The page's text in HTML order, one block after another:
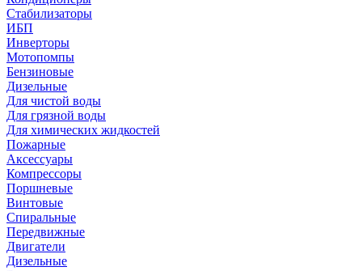
Стабилизаторы
ИБП
Инверторы
Мотопомпы
Бензиновые
Дизельные
Для чистой воды
Для грязной воды
Для химических жидкостей
Пожарные
Аксессуары
Компрессоры
Поршневые
Винтовые
Спиральные
Передвижные
Двигатели
Дизельные